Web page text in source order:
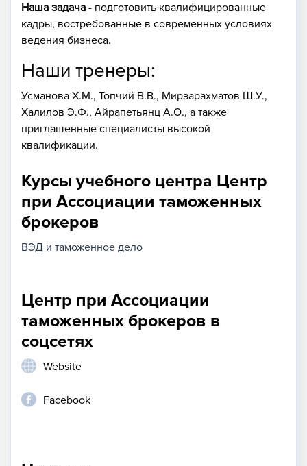
Наша задача - подготовить квалифицированные
кадры, востребованные в современных условиях
ведения бизнеса.
Наши тренеры:
Усманова Х.М., Топчий В.В., Мирзарахматов Ш.У.,
Халилов Э.Ф., Айрапетьянц А.О., а также
приглашенные специалисты высокой
квалификации.
Курсы учебного центра Центр
при Ассоциации таможенных
брокеров
ВЭД и таможенное дело
Центр при Ассоциации
таможенных брокеров в
соцсетях
Website
Facebook